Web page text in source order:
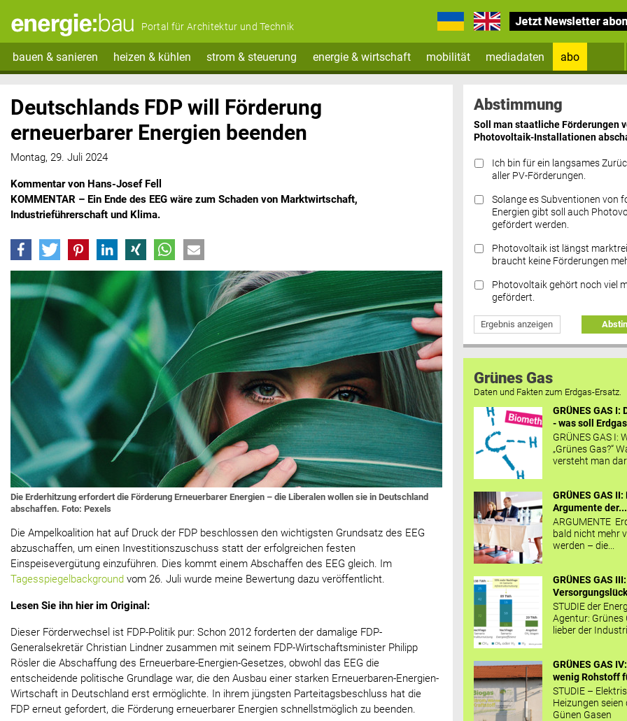
Portal für Architektur und Technik
bauen & sanieren heizen & kühlen strom & steuerung energie & wirtschaft mobilität mediadaten
abo
Datenschutz FAQs
Deutschlands FDP will Förderung
erneuerbarer Energien beenden
Montag, 29. Juli 2024
Kommentar von Hans-Josef Fell
KOMMENTAR – Ein Ende des EEG wäre zum Schaden von Marktwirtschaft,
Industrieführerschaft und Klima.
Die Erderhitzung erfordert die Förderung Erneuerbarer Energien – die Liberalen wollen sie in Deutschland
abschaffen. Foto: Pexels
Die Ampelkoalition hat auf Druck der FDP beschlossen den wichtigsten Grundsatz des EEG
abzuschaffen, um einen Investitionszuschuss statt der erfolgreichen festen
Einspeisevergütung einzuführen. Dies kommt einem Abschaffen des EEG gleich. Im
Tagesspiegelbackground vom 26. Juli wurde meine Bewertung dazu veröffentlicht.
Lesen Sie ihn hier im Original:
Dieser Förderwechsel ist FDP-Politik pur: Schon 2012 forderten der damalige FDP-
Generalsekretär Christian Lindner zusammen mit seinem FDP-Wirtschaftsminister Philipp
Rösler die Abschaffung des Erneuerbare-Energien-Gesetzes, obwohl das EEG die
entscheidende politische Grundlage war, die den Ausbau einer starken Erneuerbaren-Energien-
Wirtschaft in Deutschland erst ermöglichte. In ihrem jüngsten Parteitagsbeschluss hat die
FDP erneut gefordert, die Förderung erneuerbarer Energien schnellstmöglich zu beenden.
Abstimmung
Soll man staatliche Förderungen
Photovoltaik-Installationen
Ich bin für ein langsames
aller PV-Förderungen.
Solange es Subventionen von
Energien gibt soll auch
gefördert werden.
Photovoltaik ist längst
braucht keine Förderungen
Photovoltaik gehört noch viel
gefördert.
Ergebnis anzeigen
Grünes Gas
Daten und Fakten zum Erdgas-Ersatz.
GRÜNES GAS
- was soll
GRÜNES GAS I:
„Grünes Gas?“
versteht man
GRÜNES GAS II:
Argumente der...
ARGUMENTE
bald nicht mehr
werden – die...
GRÜNES GAS
STUDIE der
Agentur: Grünes
lieber der
GRÜNES GAS
wenig Rohstoff
STUDIE –
Heizungen seien
Günen Gasen